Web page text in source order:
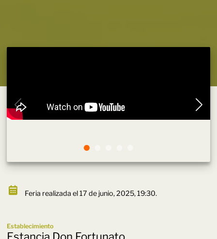
Feria realizada el 17 de junio, 2025, 19:30.
Establecimiento